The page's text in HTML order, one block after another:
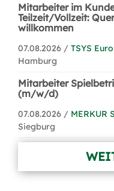
Mitarbeiter im
Teilzeit/Vollzeit:
willkommen
07.08.2026 / TSYS
Hamburg
Mitarbeiter
(m/w/d)
07.08.2026 / MERKUR
Siegburg